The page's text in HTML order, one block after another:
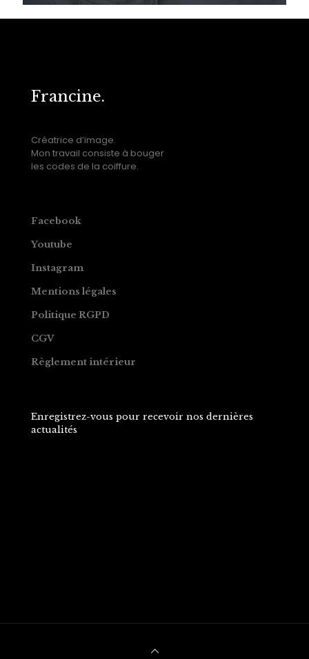
Francine.
Créatrice d’image.
Mon travail consiste à bouger
les codes de la coiffure.
Facebook
Youtube
Instagram
Mentions légales
Politique RGPD
CGV
Règlement intérieur
Enregistrez-vous pour recevoir nos dernières
actualités